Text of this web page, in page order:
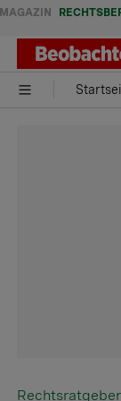
MAGAZIN